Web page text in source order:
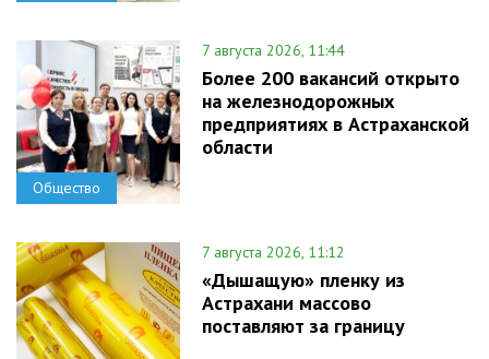
Общество
7 августа 2026, 11:44
Более 200 вакансий открыто
на железнодорожных
предприятиях в Астраханской
области
7 августа 2026, 11:12
«Дышащую» пленку из
Астрахани массово
поставляют за границу